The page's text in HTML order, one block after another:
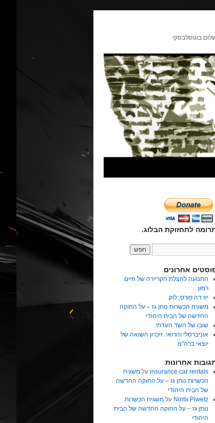
בוגוסלבסקי
לתחזוקת הבלוג.
אחרונים
התנועה להצלת הקריירה של חיים
רמון
יוז דה פורס, לוק.
משגיח הכשרות נותן גז – על החוקה
החדשה של הבית היהודי
שובו של השד העדתי.
אוניברסלי והרואי. זיכרון השואה של
יוצאי ברה"מ
אחרונות
insurance car rentalsעל משגיח
הכשרות נותן גז – על החוקה החדשה
של הבית היהודי
Ninfa Piwetz על משגיח הכשרות
נותן גז – על החוקה החדשה של הבית
היהודי